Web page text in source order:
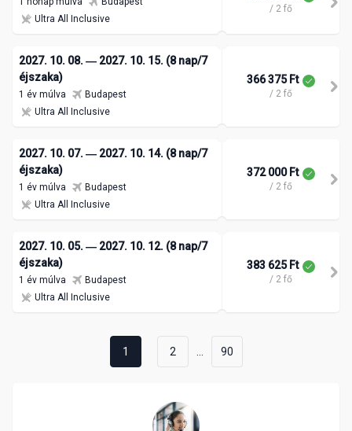
Ultra All Inclusive
/ 2 fő
2027. 10. 08. ― 2027. 10. 15. (8 nap/7
éjszaka)
1 év múlva
Budapest
Ultra All Inclusive
366 375 Ft
/ 2 fő
2027. 10. 07. ― 2027. 10. 14. (8 nap/7
éjszaka)
1 év múlva
Budapest
Ultra All Inclusive
372 000 Ft
/ 2 fő
2027. 10. 05. ― 2027. 10. 12. (8 nap/7
éjszaka)
1 év múlva
Budapest
Ultra All Inclusive
383 625 Ft
/ 2 fő
1 2 90